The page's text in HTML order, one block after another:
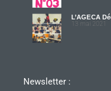
L’AGECA
13 mai 2021
Newsletter :